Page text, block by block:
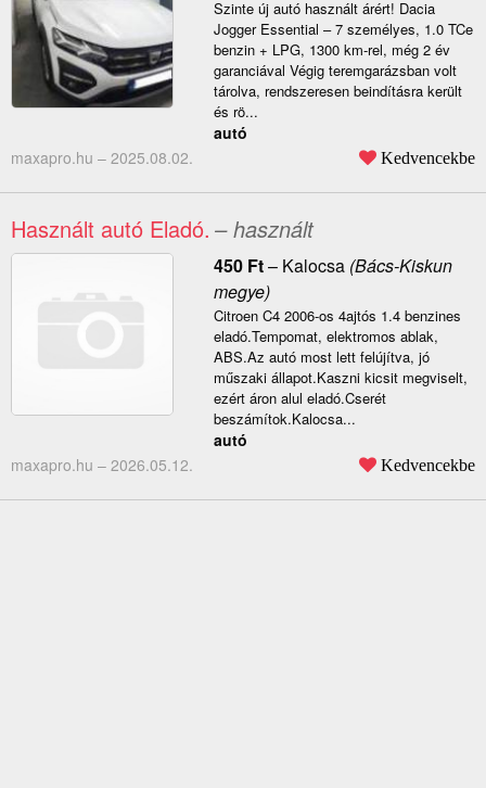
Szinte új autó használt árért! Dacia
Jogger Essential – 7 személyes, 1.0 TCe
benzin + LPG, 1300 km-rel, még 2 év
garanciával Végig teremgarázsban volt
tárolva, rendszeresen beindításra került
és rö...
autó
maxapro.hu – 2025.08.02. Kedvencekbe
Használt autó Eladó. – használt
450 Ft– Kalocsa(Bács-Kiskun
megye)
Citroen C4 2006-os 4ajtós 1.4 benzines
eladó.Tempomat, elektromos ablak,
ABS.Az autó most lett felújítva, jó
műszaki állapot.Kaszni kicsit megviselt,
ezért áron alul eladó.Cserét
beszámítok.Kalocsa...
autó
maxapro.hu – 2026.05.12. Kedvencekbe